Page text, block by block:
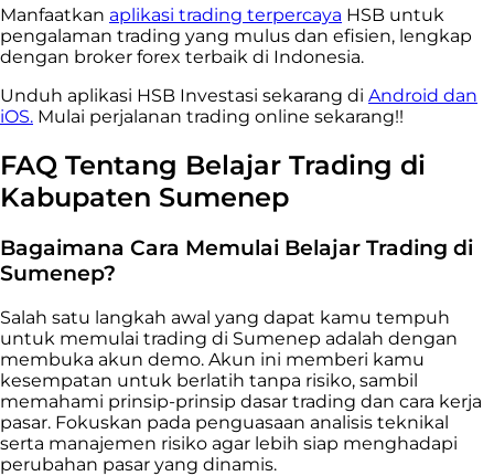
Manfaatkan aplikasi trading terpercaya HSB untuk
pengalaman trading yang mulus dan efisien, lengkap
dengan broker forex terbaik di Indonesia.
Unduh aplikasi HSB Investasi sekarang di Android dan
iOS. Mulai perjalanan trading online sekarang!!
FAQ Tentang Belajar Trading di
Kabupaten Sumenep
Bagaimana Cara Memulai Belajar Trading di
Sumenep?
Salah satu langkah awal yang dapat kamu tempuh
untuk memulai trading di Sumenep adalah dengan
membuka akun demo. Akun ini memberi kamu
kesempatan untuk berlatih tanpa risiko, sambil
memahami prinsip-prinsip dasar trading dan cara kerja
pasar. Fokuskan pada penguasaan analisis teknikal
serta manajemen risiko agar lebih siap menghadapi
perubahan pasar yang dinamis.